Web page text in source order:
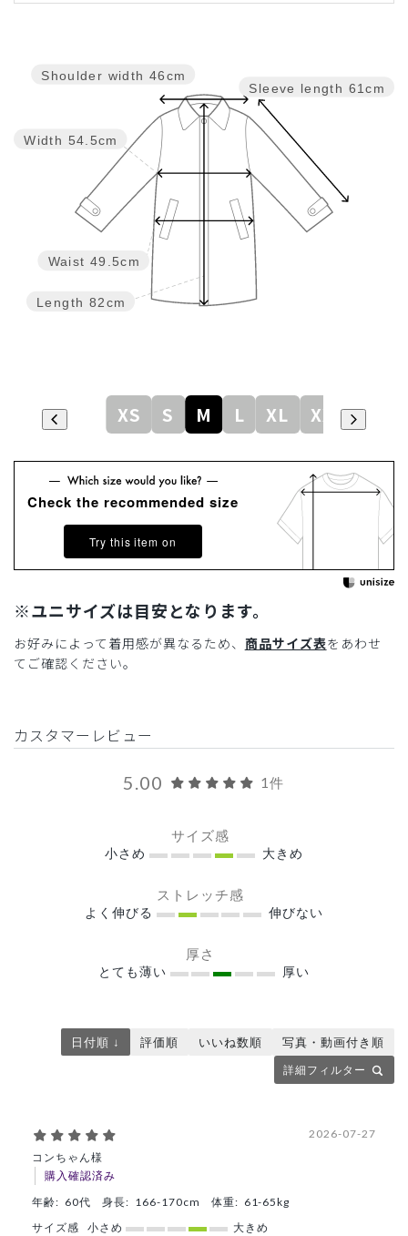
Sleeve length 61cm
Length 82cm
Waist 49.5cm
Width 54.5cm
Shoulder width 46cm
XS S M L XL XXL
Check the recommended size
Try this item on
※ユニサイズは目安となります。
お好みによって着用感が異なるため、 商品サイズ表をあわせ
てご確認ください。
カスタマーレビュー
5.00 1件
サイズ感
小さめ 大きめ
ストレッチ感
よく伸びる 伸びない
厚さ
とても薄い 厚い
詳細フィルター
日付順 ↓ 評価順 いいね数順 写真・動画付き順
コンちゃん様
購入確認済み
2026-07-27
年齢: 60代 身長: 166-170cm 体重: 61-65kg
サイズ感
小さめ 大きめ